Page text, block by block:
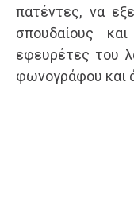
πατέντες, να
σπουδαίους
εφευρέτες του
φωνογράφου και